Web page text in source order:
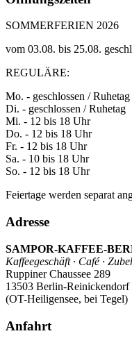
SOMMERFERIEN 2026
vom 03.08. bis 25.08.
REGULÄRE:
Mo. - geschlossen / Ruhetag
Di. - geschlossen / Ruhetag
Mi. - 12 bis 18 Uhr
Do. - 12 bis 18 Uhr
Fr. - 12 bis 18 Uhr
Sa. - 10 bis 18 Uhr
So. - 12 bis 18 Uhr
Feiertage werden separat
Adresse
SAMPOR-KAFFEE-
Kaffeegeschäft · Café ·
Ruppiner Chaussee 289
13503 Berlin-Reinickendorf
(OT-Heiligensee, bei Tegel)
Anfahrt